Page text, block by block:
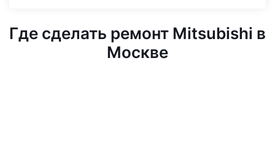
Где сделать ремонт Mitsubishi в
Москве